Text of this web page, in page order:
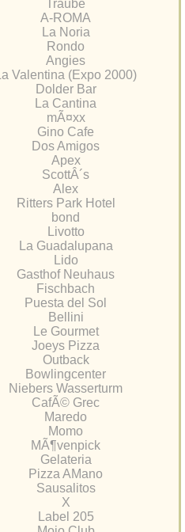
Traube
A-ROMA
La Noria
Rondo
Angies
La Valentina (Expo 2000)
Dolder Bar
La Cantina
mÃ¤xx
Gino Cafe
Dos Amigos
Apex
ScottÂ´s
Alex
Ritters Park Hotel
bond
Livotto
La Guadalupana
Lido
Gasthof Neuhaus
Fischbach
Puesta del Sol
Bellini
Le Gourmet
Joeys Pizza
Outback
Bowlingcenter
Niebers Wasserturm
CafÃ© Grec
Maredo
Momo
MÃ¶venpick
Gelateria
Pizza AMano
Sausalitos
X
Label 205